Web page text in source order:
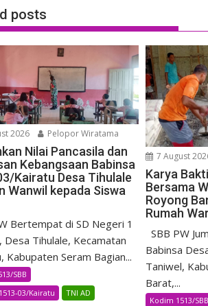
posts
2026 Pelopor Wiratama
Nilai Pancasila dan
Kebangsaan Babinsa
Kairatu Desa Tihulale
Wanwil kepada Siswa
Bertempat di SD Negeri 1
Desa Tihulale, Kecamatan
Kabupaten Seram Bagian...
SBB
03/Kairatu
TNI AD
7 August
Karya
Bersama
Royong
Rumah
SBB PW
Babinsa
Taniwel,
Barat,...
Kodim 1513/SBB